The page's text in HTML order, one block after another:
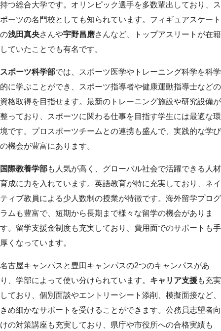
持つ総合大学です。オリンピック選手を多数輩出しており、ス
ポーツの名門校としても知られています。フィギュアスケート
の浅田真央さんや宇野昌磨さんなど、トップアスリートが在籍
していたことでも有名です。
スポーツ科学部では、スポーツ医学やトレーニング科学を科学
的に学ぶことができ、スポーツ指導者や健康運動指導士などの
資格取得を目指せます。最新のトレーニング施設や研究設備が
整っており、スポーツに関わる仕事を目指す学生には最適な環
境です。プロスポーツチームとの連携も盛んで、実践的な学び
の機会が豊富にあります。
国際教養学部も人気が高く、グローバル社会で活躍できる人材
育成に力を入れています。英語教育が特に充実しており、ネイ
ティブ教員による少人数制の授業が特徴です。海外留学プログ
ラムも豊富で、短期から長期まで様々な留学の機会がありま
す。留学支援金制度も充実しており、費用面でのサポートも手
厚くなっています。
名古屋キャンパスと豊田キャンパスの2つのキャンパスがあ
り、学部によって使い分けられています。 キャリア支援も充実
しており、個別面談やエントリーシート添削、模擬面接など、
きめ細かなサポートを受けることができます。公務員志望者向
けの対策講座も充実しており、県庁や市役所への合格実績も